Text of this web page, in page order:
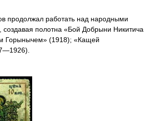
продолжал работать над народными
полотна «Бой Добрыни Никитича
Горынычем» (1918); «Кащей